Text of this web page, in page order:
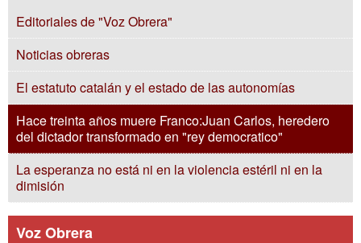
Editoriales de "Voz Obrera"
Noticias obreras
El estatuto catalán y el estado de las autonomías
Hace treinta años muere Franco:Juan Carlos, heredero
del dictador transformado en "rey democratico"
La esperanza no está ni en la violencia estéril ni en la
dimisión
Voz Obrera